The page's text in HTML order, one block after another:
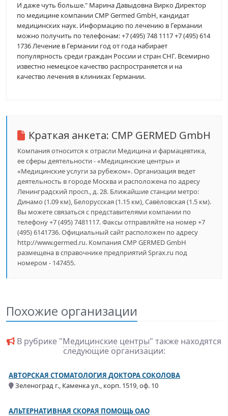
И даже чуть больше." Марина Давыдовна Вирко Директор
по медицине компании CMP Germed GmbH, кандидат
медицинских наук. Информацию по лечению в Германии
можно получить по телефонам: +7 (495) 748 1117 +7 (495) 614
1736 Лечение в Германии год от года набирает
популярность среди граждан России и стран СНГ. Всемирно
известно немецкое качество распространяется и на
качество лечения в клиниках Германии.
Краткая анкета: CMP GERMED GmbH
Компания относится к отрасли Медицина и фармацевтика,
ее сферы деятельности - «Медицинские центры» и
«Медицинские услуги за рубежом». Организация ведет
деятельность в городе Москва и расположена по адресу
Ленинградский просп., д. 28. Ближайшие станции метро:
Динамо (1.09 км), Белорусская (1.15 км), Савёловская (1.5 км).
Вы можете связаться с представителями компании по
телефону +7 (495) 7481117. Факсы отправляйте на номер +7
(495) 6141736. Официальный сайт расположен по адресу
http://www.germed.ru. Компания CMP GERMED GmbH
размещена в справочнике предприятий Sprax.ru под
номером - 147455.
Похожие организации
В рубрике "Медицинские центры" также находятся
следующие организации:
АВТОРСКАЯ СТОМАТОЛОГИЯ ДОКТОРА СОКОЛОВА
Зеленоград г., Каменка ул., корп. 1519, оф. 10
АЛЬТЕРНАТИВНАЯ СКОРАЯ ПОМОЩЬ ОАО